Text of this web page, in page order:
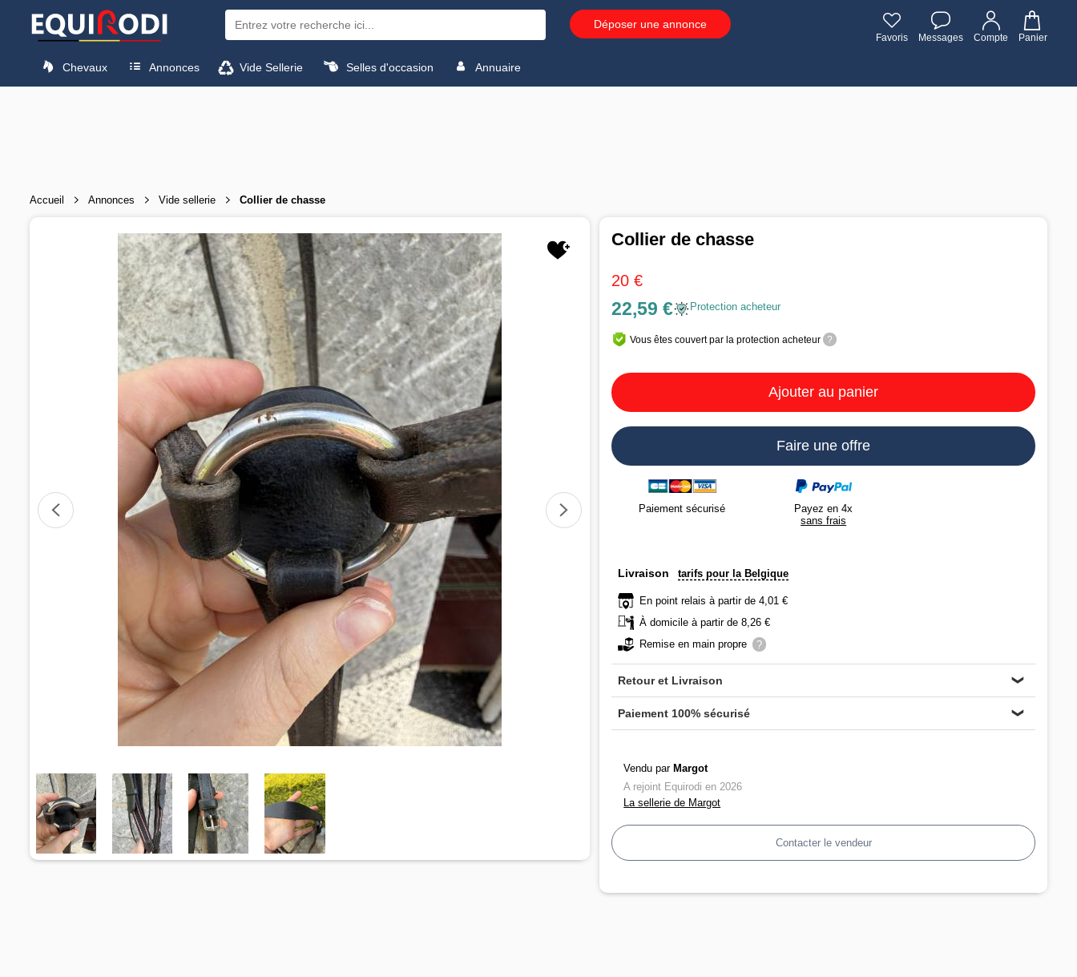
Déposer une annonce
Favoris Messages Compte Panier
Chevaux Annonces Vide Sellerie Selles d'occasion Annuaire
Accueil Annonces Vide sellerie Collier de chasse
Collier de chasse
20 €
22,59 € Protection acheteur
Vous êtes couvert par la protection acheteur ?
Ajouter au panier
Faire une offre
Paiement sécurisé
Payez en 4x
sans frais
Livraison tarifs pour la Belgique
En point relais à partir de 4,01 €
À domicile à partir de 8,26 €
Remise en main propre
?
Retour et Livraison ❯
Paiement 100% sécurisé ❯
Vendu parMargot
A rejoint Equirodi en 2026
La sellerie de Margot
Contacter le vendeur